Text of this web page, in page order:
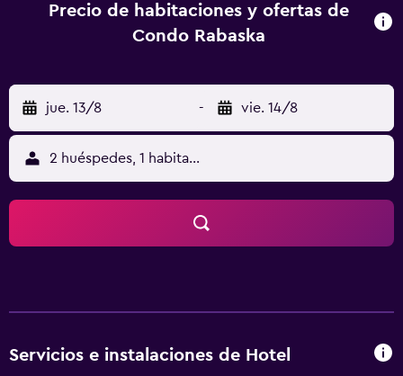
Precio de habitaciones y ofertas de
Condo Rabaska
jue. 13/8 - vie. 14/8
2 huéspedes, 1 habitación
Servicios e instalaciones de Hotel